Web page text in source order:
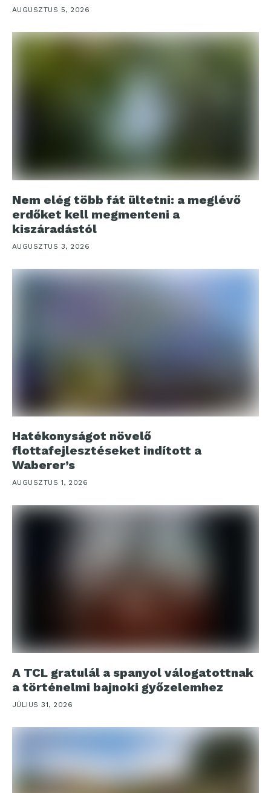
AUGUSZTUS 5, 2026
Nem elég több fát ültetni: a meglévő
erdőket kell megmenteni a
kiszáradástól
AUGUSZTUS 3, 2026
Hatékonyságot növelő
flottafejlesztéseket indított a
Waberer’s
AUGUSZTUS 1, 2026
A TCL gratulál a spanyol válogatottnak
a történelmi bajnoki győzelemhez
JÚLIUS 31, 2026